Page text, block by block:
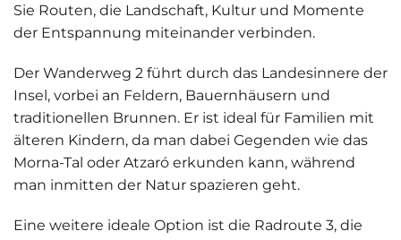
Sie Routen, die Landschaft, Kultur und Momente
der Entspannung miteinander verbinden.
Der Wanderweg 2 führt durch das Landesinnere der
Insel, vorbei an Feldern, Bauernhäusern und
traditionellen Brunnen. Er ist ideal für Familien mit
älteren Kindern, da man dabei Gegenden wie das
Morna-Tal oder Atzaró erkunden kann, während
man inmitten der Natur spazieren geht.
Eine weitere ideale Option ist die Radroute 3, die